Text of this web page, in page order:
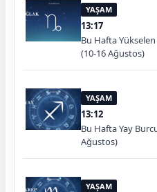
YAŞAM
13:17
Bu Hafta
(10-16 Ağustos)
YAŞAM
13:12
Bu Hafta Yay
Ağustos)
YAŞAM